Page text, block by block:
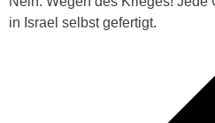
in Israel selbst gefertigt.